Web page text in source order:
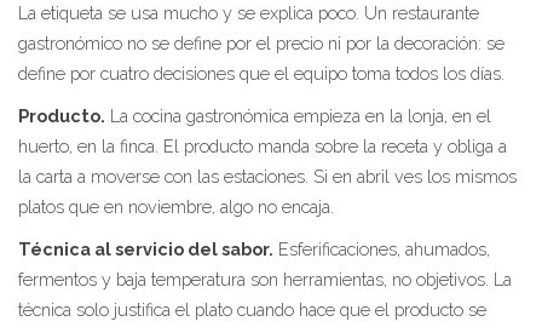
La etiqueta se usa mucho y se explica poco. Un restaurante
gastronómico no se define por el precio ni por la decoración: se
define por cuatro decisiones que el equipo toma todos los días.
Producto. La cocina gastronómica empieza en la lonja, en el
huerto, en la finca. El producto manda sobre la receta y obliga a
la carta a moverse con las estaciones. Si en abril ves los mismos
platos que en noviembre, algo no encaja.
Técnica al servicio del sabor. Esferificaciones, ahumados,
fermentos y baja temperatura son herramientas, no objetivos. La
técnica solo justifica el plato cuando hace que el producto se